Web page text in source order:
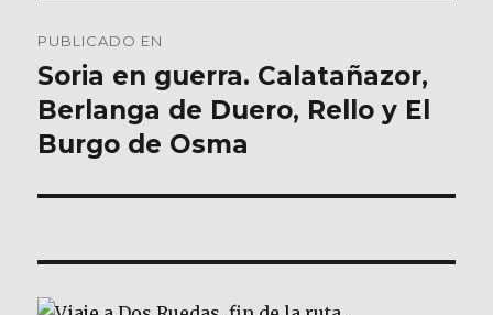
de
entradas
PUBLICADO EN
Soria en guerra. Calatañazor,
Berlanga de Duero, Rello y El
Burgo de Osma